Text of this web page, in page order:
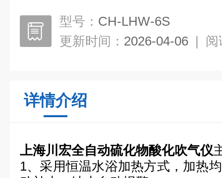
型号： CH-LHW-6S
更新时间： 2026-04-06 | 阅
详情介绍
上海川宏全自动硫化物酸化吹气仪
1、采用恒温水浴加热方式，加热